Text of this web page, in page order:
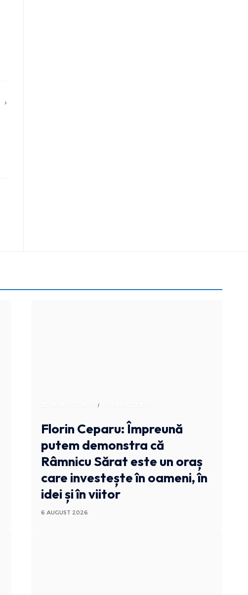
ADMINISTRATIV
Florin Ceparu: Împreună
putem demonstra că
Râmnicu Sărat este un oraș
care investește în oameni, în
idei și în viitor
6 AUGUST 2026